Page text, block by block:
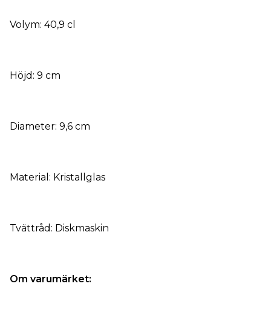
Volym: 40,9 cl
Höjd: 9 cm
Diameter: 9,6 cm
Material: Kristallglas
Tvättråd: Diskmaskin
Om varumärket: